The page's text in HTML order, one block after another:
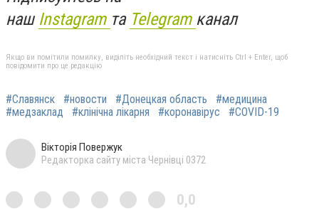
наш Instagram та Telegram канал
Якщо ви помітили помилку, виділіть необхідний текст і натисніть Ctrl + Enter, щоб
повідомити про це редакцію
#Славянск #новости #Донецкая область
#медицина
#медзаклад
#клінічна лікарня #коронавірус #COVID-19
Вікторія Повержук
Редакторка сайту міста Чернівці 0372
0,0